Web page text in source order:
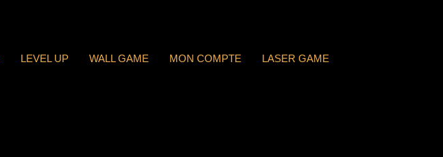
LEVEL UP WALL GAME MON COMPTE LASER GAME